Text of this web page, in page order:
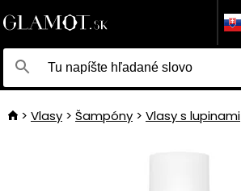
Vlasy Šampóny Vlasy s lupinami